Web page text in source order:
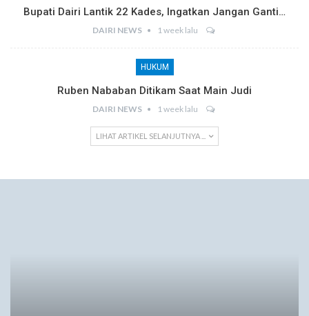
Bupati Dairi Lantik 22 Kades, Ingatkan Jangan Ganti…
DAIRI NEWS 1 week lalu
HUKUM
Ruben Nababan Ditikam Saat Main Judi
DAIRI NEWS 1 week lalu
LIHAT ARTIKEL SELANJUTNYA ...